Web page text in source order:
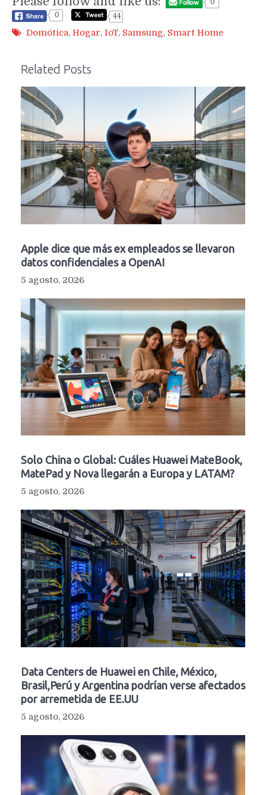
0
44
Domótica, Hogar, IoT, Samsung, Smart Home
Related Posts
Apple dice que más ex empleados se llevaron
datos confidenciales a OpenAI
5 agosto, 2026
Solo China o Global: Cuáles Huawei MateBook,
MatePad y Nova llegarán a Europa y LATAM?
5 agosto, 2026
Data Centers de Huawei en Chile, México,
Brasil,Perú y Argentina podrían verse afectados
por arremetida de EE.UU
5 agosto, 2026